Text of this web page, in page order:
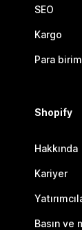
SEO
Kargo
Para
Shopify
Hakkında
Kariyer
Basın ve